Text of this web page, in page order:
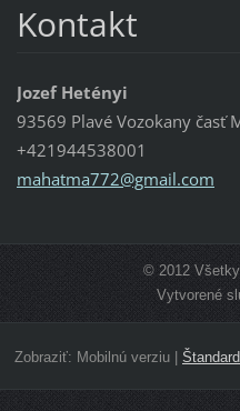
Kontakt
Jozef Hetényi
93569 Plavé Vozokany časť
+421944538001
mahatma772@gmail.com
© 2012
Vytvorené
Zobraziť: Mobilnú verziu|